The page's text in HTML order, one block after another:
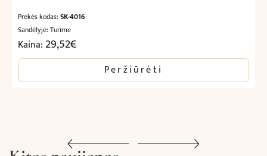
Prekės kodas: SK-4016
Sandėlyje: Turime
Kaina: 29,52€
Peržiūrėti